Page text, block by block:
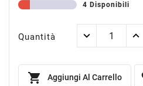
4 Disponibili
Quantità
 Aggiungi Al Carrello